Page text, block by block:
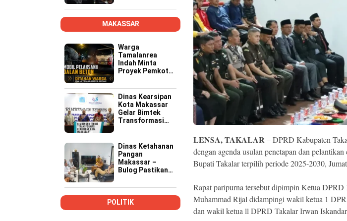
Kompeten,
Kreatif, dan Siap
Wujudkan
Ketahanan
MAKASSAR
Warga
Tamalanrea
Indah Minta
Proyek Pemkot
Transparan,
Musyawarah
Berakhir dengan
Kesepakatan
Dinas Kearsipan
Kota Makassar
Gelar Bimtek
Transformasi
Yogyakarta
Dinas Ketahanan
Pangan
Makassar –
Bulog Pastikan
Distribusi
Bantuan Pangan
Aman
POLITIK
LENSA, TAKALAR– DPRD Kabupaten
dengan agenda usulan penetapan dan
Bupati Takalar terpilih periode 2025-2030,
Rapat paripurna tersebut dipimpin Ketua DPRD
Muhammad Rijal didampingi wakil ketua 1
dan wakil ketua ll DPRD Takalar Irwan